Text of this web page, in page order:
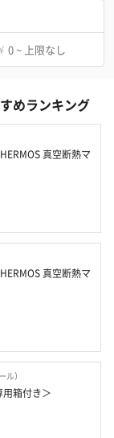
0 ~ 上限なし
めランキング
真空断熱マ
真空断熱マ
）
箱付き＞